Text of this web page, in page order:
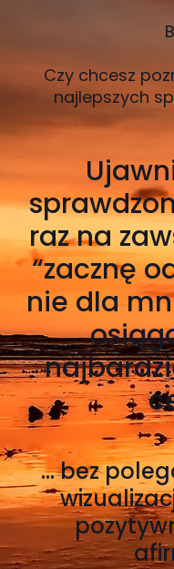
Czy chcesz
najlepszych
raz na
“zacznę
nie dla
… bez